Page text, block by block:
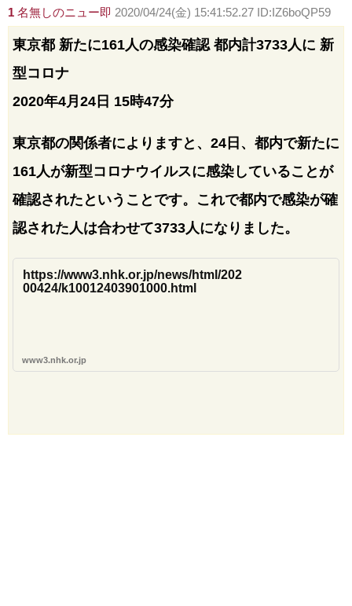
1 名無しのニュー即 2020/04/24(金) 15:41:52.27 ID:IZ6boQP59
東京都 新たに161人の感染確認 都内計3733人に 新
型コロナ
2020年4月24日 15時47分
東京都の関係者によりますと、24日、都内で新たに
161人が新型コロナウイルスに感染していることが
確認されたということです。これで都内で感染が確
認された人は合わせて3733人になりました。
https://www3.nhk.or.jp/news/html/202
00424/k10012403901000.html
www3.nhk.or.jp